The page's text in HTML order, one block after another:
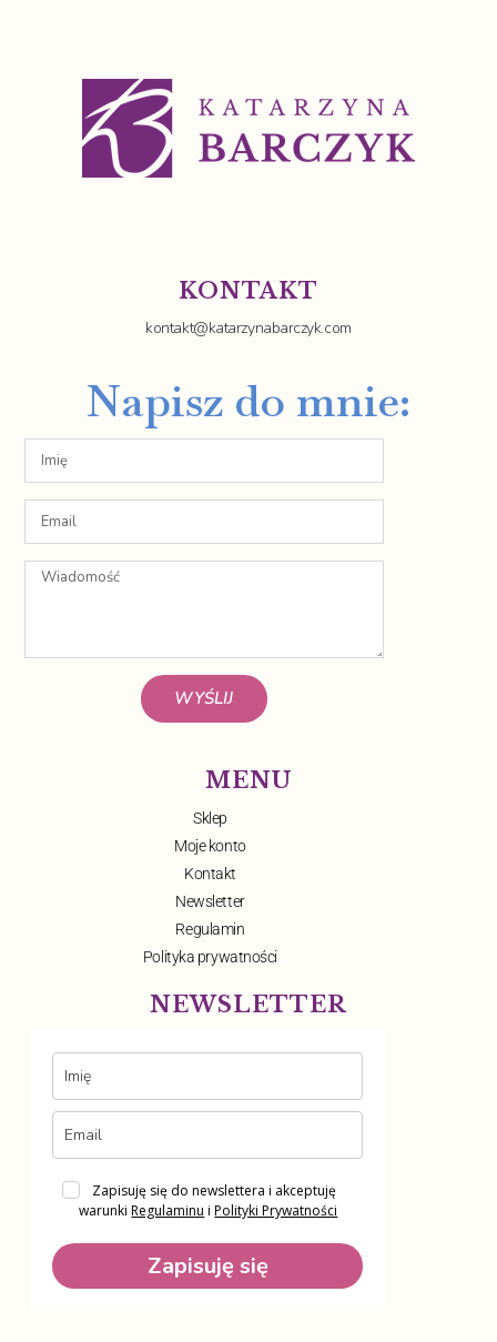
KONTAKT
kontakt@katarzynabarczyk.com
Napisz do mnie:
WYŚLIJ
MENU
Sklep
Moje konto
Kontakt
Newsletter
Regulamin
Polityka prywatności
NEWSLETTER
Zapisuję się do newslettera i akceptuję
warunkiRegulaminu iPolityki Prywatności
Zapisuję się